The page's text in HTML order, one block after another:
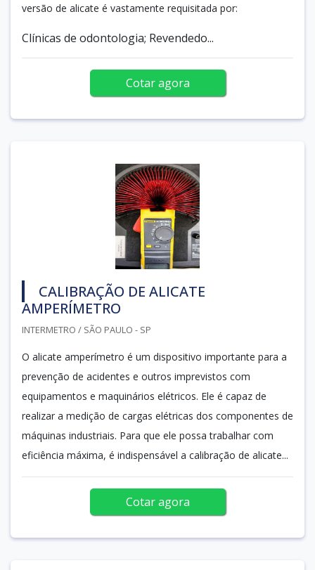
versão de alicate é vastamente requisitada por:
Clínicas de odontologia; Revendedo...
Cotar agora
CALIBRAÇÃO DE ALICATE
AMPERÍMETRO
INTERMETRO / SÃO PAULO - SP
O alicate amperímetro é um dispositivo importante para a
prevenção de acidentes e outros imprevistos com
equipamentos e maquinários elétricos. Ele é capaz de
realizar a medição de cargas elétricas dos componentes de
máquinas industriais. Para que ele possa trabalhar com
eficiência máxima, é indispensável a calibração de alicate...
Cotar agora